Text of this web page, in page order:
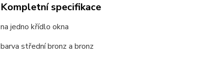
Kompletní specifikace
na jedno křídlo okna
barva střední bronz a bronz